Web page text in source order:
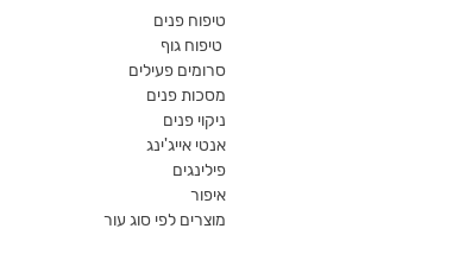
טיפוח פנים
טיפוח גוף
סרומים פעילים
מסכות פנים
ניקוי פנים
אנטי אייג'ינג
פילינגים
איפור
מוצרים לפי סוג עור